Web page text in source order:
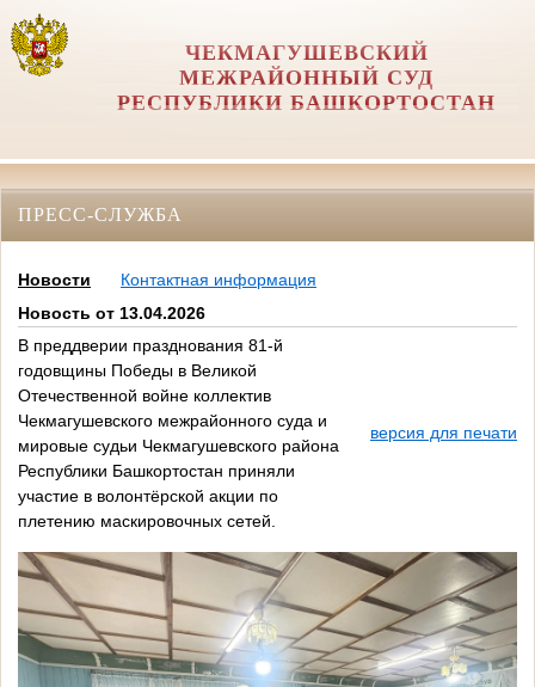
ЧЕКМАГУШЕВСКИЙ
МЕЖРАЙОННЫЙ СУД
РЕСПУБЛИКИ БАШКОРТОСТАН
ПРЕСС-СЛУЖБА
Новости
Контактная информация
Новость от 13.04.2026
В преддверии празднования 81-й
годовщины Победы в Великой
Отечественной войне коллектив
Чекмагушевского межрайонного суда и
мировые судьи Чекмагушевского района
Республики Башкортостан приняли
участие в волонтёрской акции по
плетению маскировочных сетей.
версия для печати